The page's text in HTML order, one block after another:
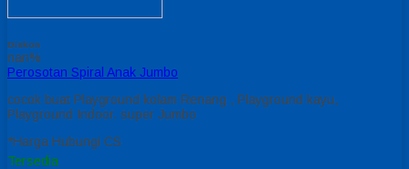
Diskon
nan%
Perosotan Spiral Anak Jumbo
cocok buat Playground kolam Renang , Playground kayu,
Playground Indoor. super Jumbo
*Harga Hubungi CS
Tersedia